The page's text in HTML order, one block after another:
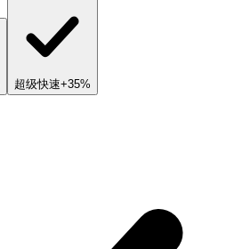
超级快速+35%